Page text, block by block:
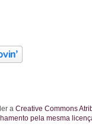
a Creative Commons
pela mesma